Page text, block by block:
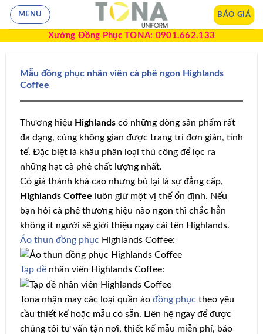
MENU BÁO GIÁ
Xưởng Đồng Phục TONA: 0901.662.133
Mẫu đồng phục nhân viên cà phê ngon Highlands
Coffee
Thương hiệu Highlands có những dòng sản phẩm rất
đa dạng, cùng không gian được trang trí đơn giản, tinh
tế. Đặc biệt là khâu phân loại thủ công để lọc ra
những hạt cà phê chất lượng nhất.
Có giá thành khá cao nhưng bù lại là sự đẳng cấp,
Highlands Coffee luôn giữ một vị thế ổn định. Nếu
bạn hỏi cà phê thương hiệu nào ngon thì chắc hẳn
không ít người sẽ giới thiệu ngay cái tên Highlands.
Áo thun đồng phục Highlands Coffee:
Tạp dề nhân viên Highlands Coffee:
Tona nhận may các loại quần áo đồng phục theo yêu
cầu thiết kế hoặc mẫu có sẵn. Liên hệ ngay để được
chúng tôi tư vấn tận nơi, thiết kế mẫu miễn phí, báo